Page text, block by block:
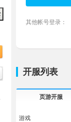
其他帐号登录：
开服列表
页游开服
游戏